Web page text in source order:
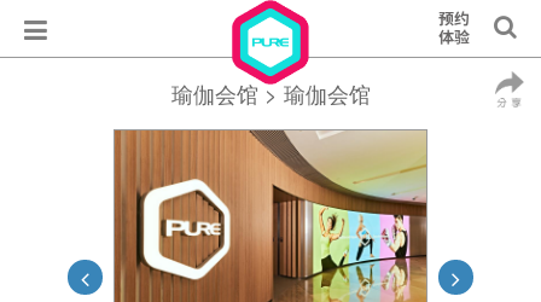
瑜伽会馆> 瑜伽会馆